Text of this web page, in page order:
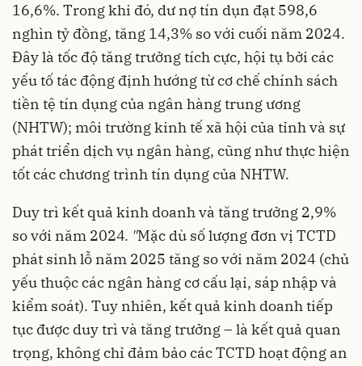
16,6%. Trong khi đó, dư nợ tín dụn đạt 598,6
nghìn tỷ đồng, tăng 14,3% so với cuối năm 2024.
Đây là tốc độ tăng trưởng tích cực, hội tụ bởi các
yếu tố tác động định hướng từ cơ chế chính sách
tiền tệ tín dụng của ngân hàng trung ương
(NHTW); môi trường kinh tế xã hội của tỉnh và sự
phát triển dịch vụ ngân hàng, cũng như thực hiện
tốt các chương trình tín dụng của NHTW.
Duy trì kết quả kinh doanh và tăng trưởng 2,9%
so với năm 2024. "Mặc dù số lượng đơn vị TCTD
phát sinh lỗ năm 2025 tăng so với năm 2024 (chủ
yếu thuộc các ngân hàng cơ cấu lại, sáp nhập và
kiểm soát). Tuy nhiên, kết quả kinh doanh tiếp
tục được duy trì và tăng trưởng – là kết quả quan
trọng, không chỉ đảm bảo các TCTD hoạt động an